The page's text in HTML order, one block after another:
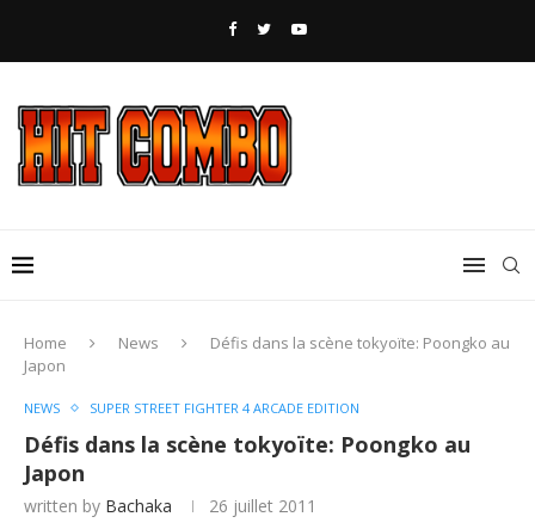
Home News
Défis dans la scène tokyoïte: Poongko au
Japon
NEWS SUPER STREET FIGHTER 4 ARCADE EDITION
Défis dans la scène tokyoïte: Poongko au
Japon
written by Bachaka 26 juillet 2011